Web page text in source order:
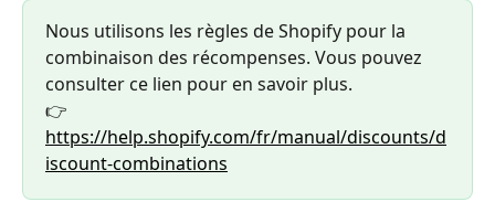
Nous utilisons les règles de Shopify pour la
combinaison des récompenses. Vous pouvez
consulter ce lien pour en savoir plus.
👉
https://help.shopify.com/fr/manual/discounts/d
iscount-combinations